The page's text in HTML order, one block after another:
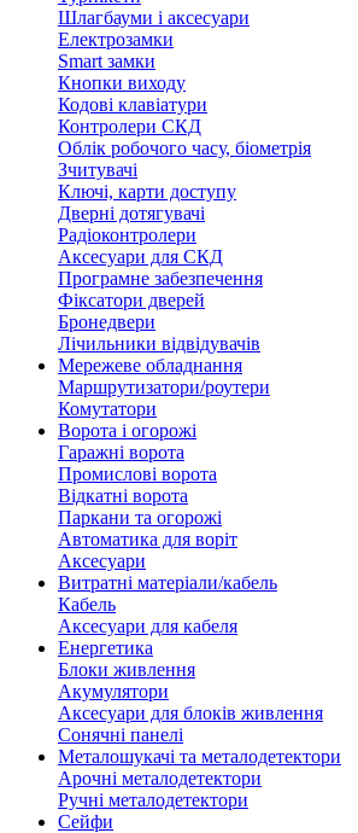
Шлагбауми і аксесуари
Електрозамки
Smart замки
Кнопки виходу
Кодові клавіатури
Контролери СКД
Облік робочого часу, біометрія
Зчитувачі
Ключі, карти доступу
Дверні дотягувачі
Радіоконтролери
Аксесуари для СКД
Програмне забезпечення
Фіксатори дверей
Бронедвери
Лічильники відвідувачів
Мережеве обладнання
Маршрутизатори/роутери
Комутатори
Ворота і огорожі
Гаражні ворота
Промислові ворота
Відкатні ворота
Паркани та огорожі
Автоматика для воріт
Аксесуари
Витратні матеріали/кабель
Кабель
Аксесуари для кабеля
Енергетика
Блоки живлення
Акумулятори
Аксесуари для блоків живлення
Сонячні панелі
Металошукачі та металодетектори
Арочні металодетектори
Ручні металодетектори
Сейфи